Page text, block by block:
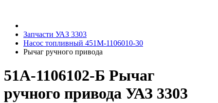
Запчасти УАЗ 3303
Насос топливный 451М-1106010-30
Рычаг ручного привода
51А-1106102-Б Рычаг
ручного привода УАЗ 3303